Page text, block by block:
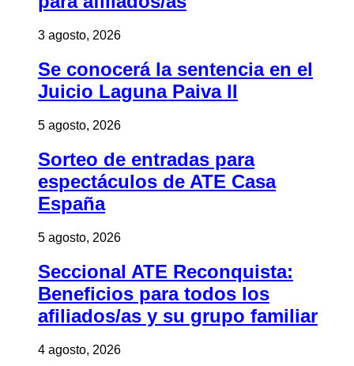
3 agosto, 2026
Se conocerá la sentencia en el
Juicio Laguna Paiva II
5 agosto, 2026
Sorteo de entradas para
espectáculos de ATE Casa
España
5 agosto, 2026
Seccional ATE Reconquista:
Beneficios para todos los
afiliados/as y su grupo familiar
4 agosto, 2026